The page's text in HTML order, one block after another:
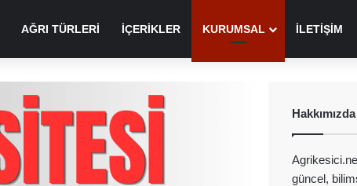
AĞRI TÜRLERI İÇERIKLER KURUMSAL İLETIŞIM
Hakkımızda
güncel,